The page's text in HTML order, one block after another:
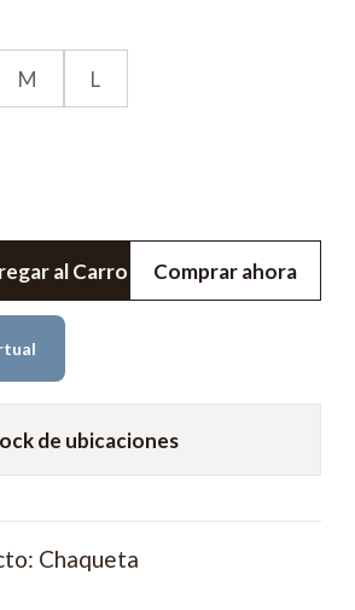
M L
al Carro Comprar ahora
de ubicaciones
Chaqueta